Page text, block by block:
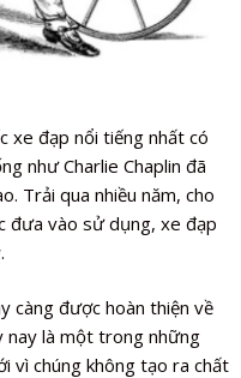
xe đạp nổi tiếng nhất có
như Charlie Chaplin đã
Trải qua nhiều năm, cho
đưa vào sử dụng, xe đạp
càng được hoàn thiện về
nay là một trong những
vì chúng không tạo ra chất